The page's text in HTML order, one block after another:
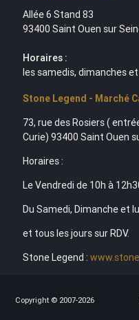
Allée 6 Stand 83
93400 Saint Ouen sur
Horaires :
les samedis, dimanches
Stone Legend - Marché
73, rue des Rosiers (
Curie) 93400 Saint Ouen
Horaires :
Le Vendredi de 10h à
Du Samedi, Dimanche et
et tous les jours sur RDV.
Stone Legend :
Copyright © 2007-2026